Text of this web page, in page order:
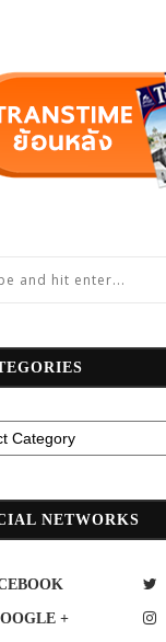
NETWORKS
+